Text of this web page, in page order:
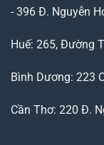
- 396 Đ. Nguyễn
Huế: 265, Đường
Bình Dương: 223
Cần Thơ: 220 Đ.